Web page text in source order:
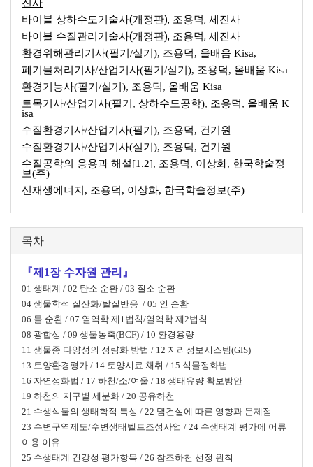
진사
바이블 상하수도기술사(개정판), 조용덕, 세진사
바이블 수질관리기술사(개정판), 조용덕, 세진사
환경위해관리기사(필기/실기), 조용덕, 올배움 Kisa,
폐기물처리기사/산업기사(필기/실기), 조용덕, 올배움 Kisa
환경기능사(필기/실기), 조용덕, 올배움 Kisa
토목기사/산업기사(필기, 상하수도공학), 조용덕, 올배움 K
isa
수질환경기사/산업기사(필기), 조용덕, 건기원
수질환경기사/산업기사(실기), 조용덕, 건기원
수질공학의 응용과 해설[1.2], 조용덕, 이상화, 한국학술정
보(주)
신재생에너지, 조용덕, 이상화, 한국학술정보(주)
목차
『제1장 수자원 관리』
01 생태계 / 02 탄소 순환 / 03 질소 순환
04 생물학적 질산화/탈질반응 / 05 인 순환
06 물 순환 / 07 열역학 제1법칙/열역학 제2법칙
08 광합성 / 09 생물농축(BCF) / 10 환경용량
11 생물종 다양성의 정량화 방법 / 12 지리정보시스템(GIS)
13 토양환경평가 / 14 토양시료 채취 / 15 식물정화법
16 자연정화법 / 17 하천/소/여울 / 18 생태유량 확보방안
19 하천의 지구별 세분화 / 20 공유하천
21 수생식물의 생태학적 특성 / 22 댐건설에 따른 영향과 문제점
23 수변구역제도/수변생태벨트조성사업 / 24 수생태계 평가에 어류
이용 이유
25 수생태계 건강성 평가항목 / 26 참조하천 선정 원칙